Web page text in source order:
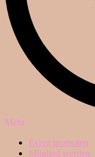
Mehr
Event promoten
Mitglied werden